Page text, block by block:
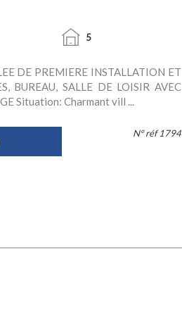
5
DE PREMIERE INSTALLATION ET
BUREAU, SALLE DE LOISIR AVEC
Situation: Charmant vill ...
N° réf 1794